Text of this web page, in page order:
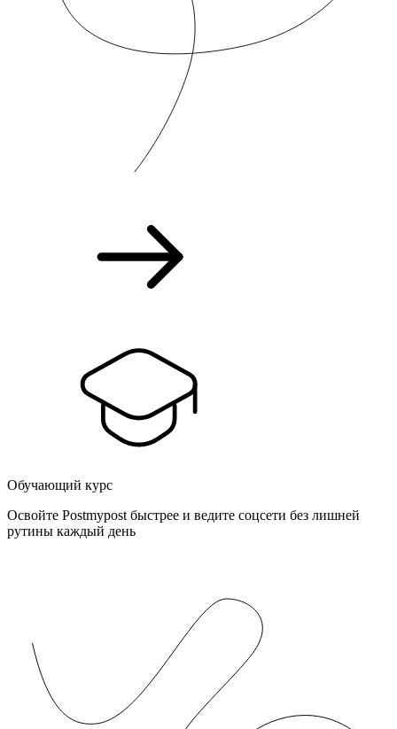
Обучающий курс
Освойте Postmypost быстрее и ведите соцсети без лишней
рутины каждый день